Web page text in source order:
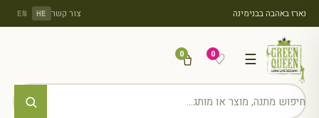
נארז באהבה בבנימינה צור קשר HE
EN
☰
♡
0
0